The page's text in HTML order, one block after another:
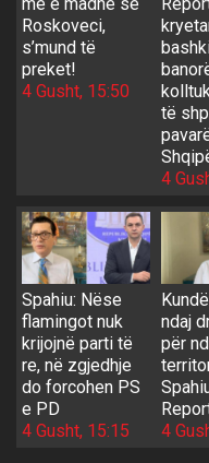
Roskoveci,
s’mund të
preket!
4 Gusht, 15:50
të
4
Spahiu: Nëse
flamingot nuk
krijojnë parti të
re, në zgjedhje
do forcohen PS
e PD
4 Gusht, 15:15
ndaj
për
4